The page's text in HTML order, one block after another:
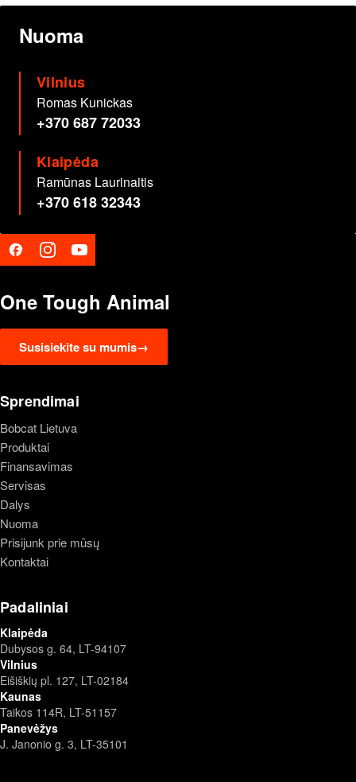
Nuoma
Vilnius
Romas Kunickas
+370 687 72033
Klaipėda
Ramūnas Laurinaitis
+370 618 32343
One Tough Animal
Susisiekite su mumis→
Sprendimai
Bobcat Lietuva
Produktai
Finansavimas
Servisas
Dalys
Nuoma
Prisijunk prie mūsų
Kontaktai
Padaliniai
Klaipėda
Dubysos g. 64, LT-94107
Vilnius
Eišiškių pl. 127, LT-02184
Kaunas
Taikos 114R, LT-51157
Panevėžys
J. Janonio g. 3, LT-35101